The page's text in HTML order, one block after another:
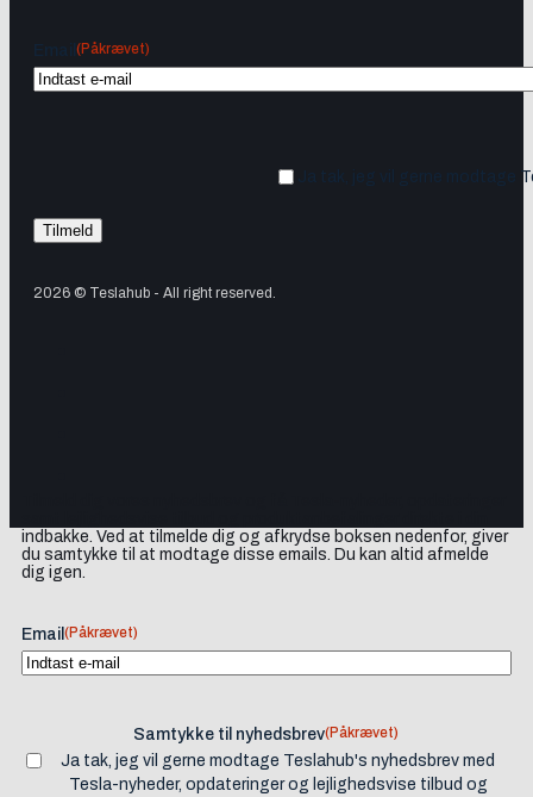
(Påkrævet)
Ja tak, jeg vil gerne modtage
2026 © Teslahub - All right reserved.
indbakke. Ved at tilmelde dig og afkrydse boksen nedenfor, giver
du samtykke til at modtage disse emails. Du kan altid afmelde
dig igen.
Email (Påkrævet)
Samtykke til nyhedsbrev(Påkrævet)
Ja tak, jeg vil gerne modtage Teslahub's nyhedsbrev med
Tesla-nyheder, opdateringer og lejlighedsvise tilbud og